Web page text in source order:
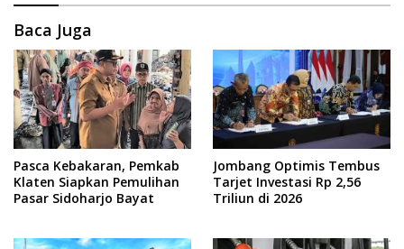
Baca Juga
Pasca Kebakaran, Pemkab
Klaten Siapkan Pemulihan
Pasar Sidoharjo Bayat
Jombang Optimis Tembus
Tarjet Investasi Rp 2,56
Triliun di 2026